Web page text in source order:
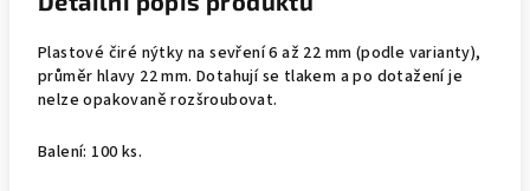
Plastové čiré nýtky na sevření6 až 22 mm (podle varianty),
průměr hlavy 22 mm. Dotahují se tlakem a po dotažení je
nelze opakovaně rozšroubovat.
Balení: 100 ks.